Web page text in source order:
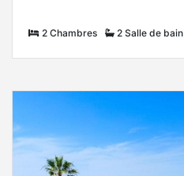
2 Chambres 2 Salle de bain